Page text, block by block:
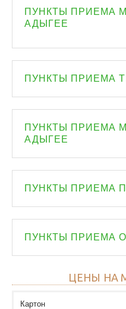
ПУНКТЫ ПРИЕМА
АДЫГЕЕ
ПУНКТЫ ПРИЕМА
ПУНКТЫ ПРИЕМА
АДЫГЕЕ
ПУНКТЫ ПРИЕМА
ПУНКТЫ ПРИЕМА
ЦЕНЫ НА
Картон